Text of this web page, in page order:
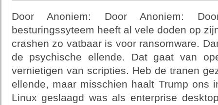
Door Anoniem: Door Anoniem:
besturingssyteem heeft al vele doden op
crashen zo vatbaar is voor ransomware.
de psychische ellende. Dat gaat van
vernietigen van scripties. Heb de tranen
ellende, maar misschien haalt Trump ons
Linux geslaagd was als enterprise